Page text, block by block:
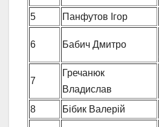
5 Панфутов Ігор
6 Бабич Дмитро
7
Гречанюк
Владислав
8 Бібик Валерій